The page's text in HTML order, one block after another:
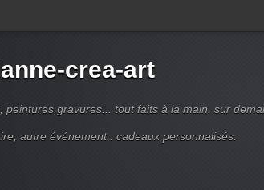
crea-art
peintures,gravures... tout faits à la main. sur
autre événement.. cadeaux personnalisés.